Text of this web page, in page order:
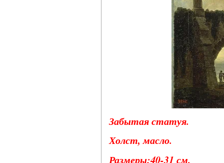
Забытая статуя.
Холст, масло.
Размеры:40-31 см.